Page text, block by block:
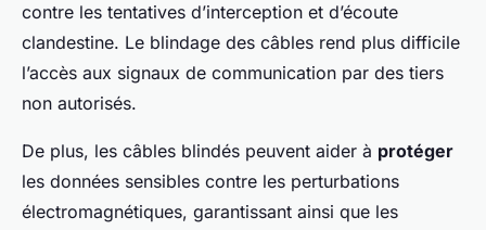
contre les tentatives d’interception et d’écoute
clandestine. Le blindage des câbles rend plus difficile
l’accès aux signaux de communication par des tiers
non autorisés.
De plus, les câbles blindés peuvent aider à protéger
les données sensibles contre les perturbations
électromagnétiques, garantissant ainsi que les